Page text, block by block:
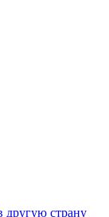
другую страну